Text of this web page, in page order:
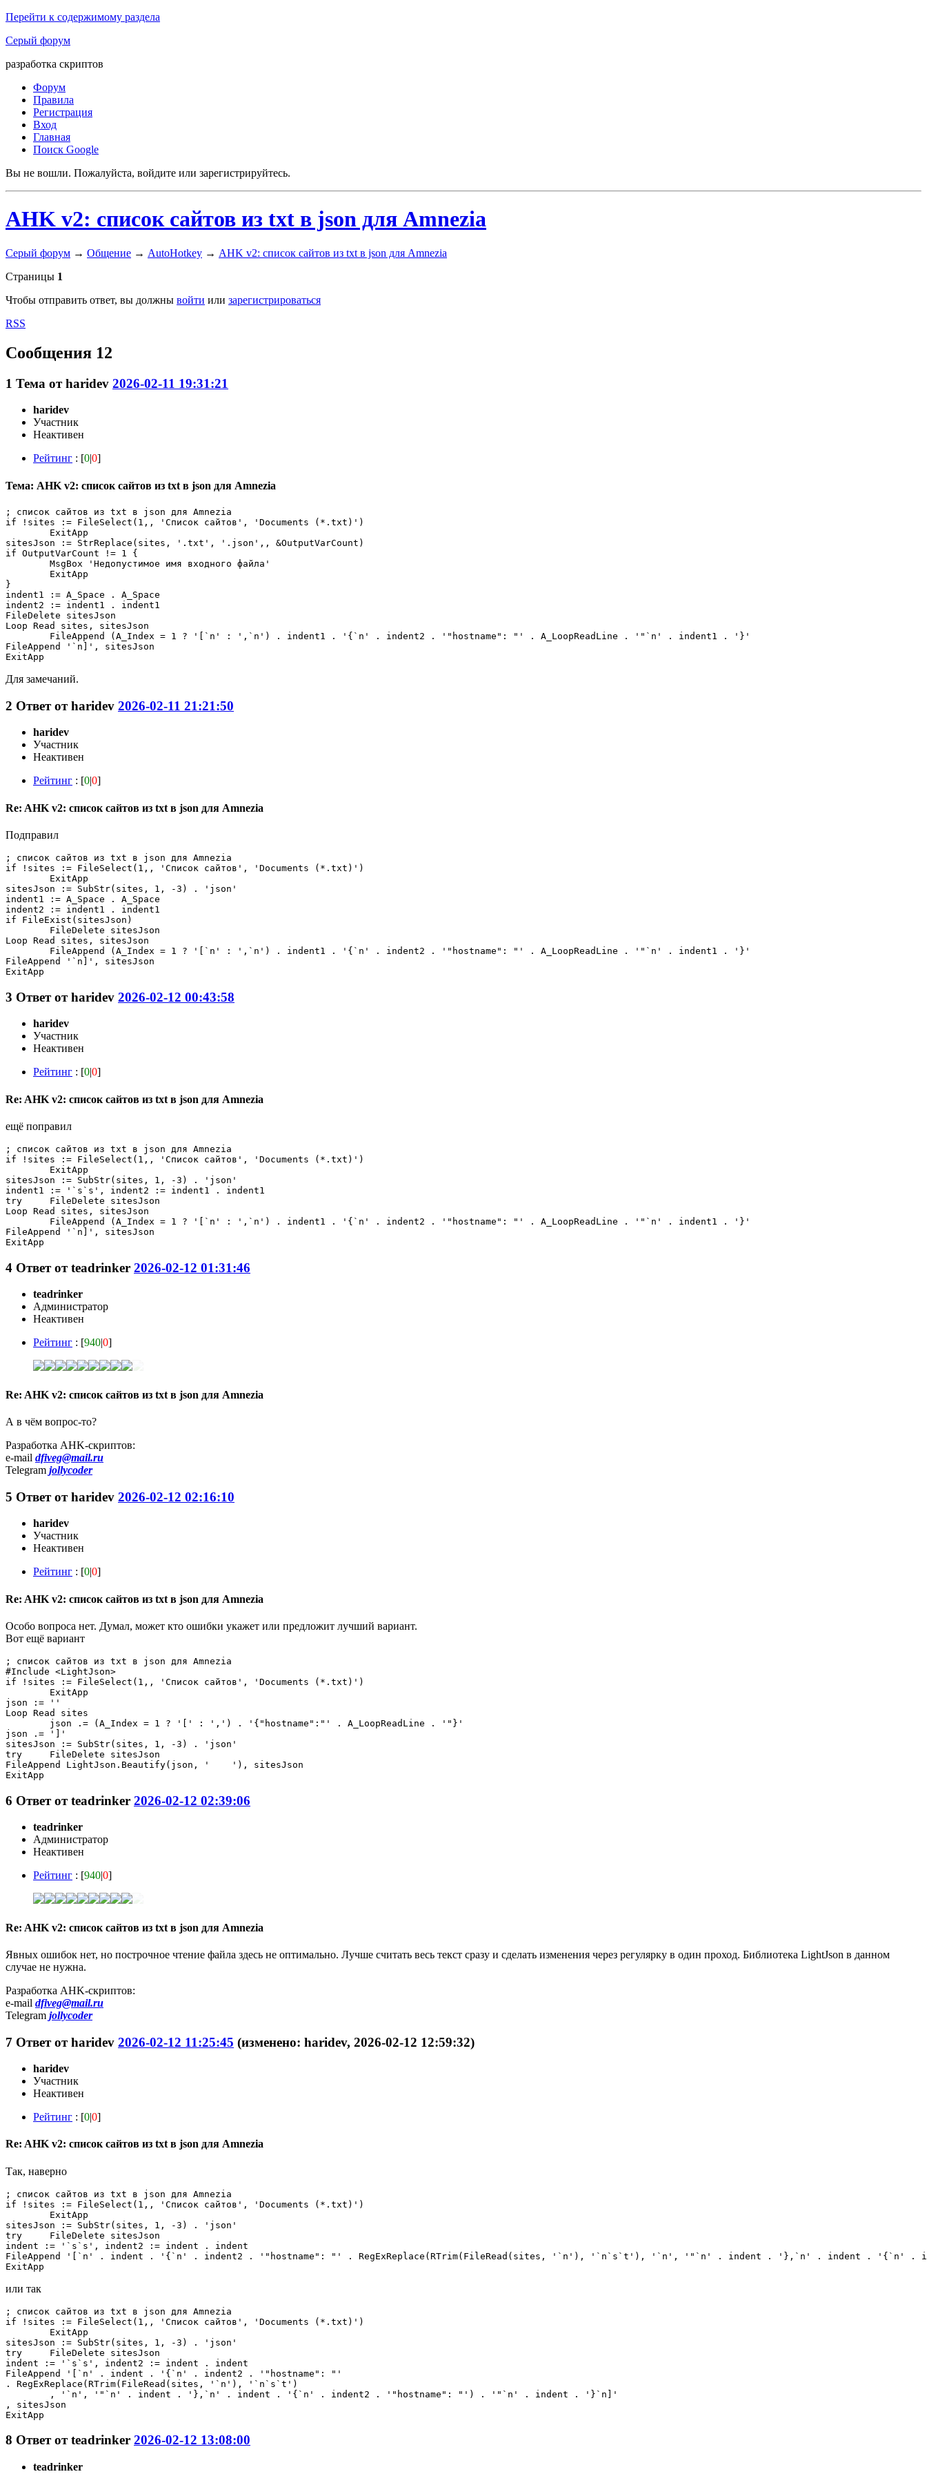
Перейти к содержимому раздела
Серый форум
разработка скриптов
Форум
Правила
Регистрация
Вход
Главная
Поиск Google
Вы не вошли. Пожалуйста, войдите или зарегистрируйтесь.
AHK v2: список сайтов из txt в json для Amnezia
Серый форум → Общение → AutoHotkey → AHK v2: список сайтов из txt в json для Amnezia
Страницы 1
Чтобы отправить ответ, вы должны войти или зарегистрироваться
RSS
Сообщения 12
1 Тема отharidev 2026-02-11 19:31:21
haridev
Участник
Неактивен
Рейтинг : [0|0]
Тема: AHK v2: список сайтов из txt в json для Amnezia
; список сайтов из txt в json для Amnezia
if !sites := FileSelect(1,, 'Список сайтов', 'Documents (*.txt)')
sitesJson := StrReplace(sites, '.txt', '.json',, &OutputVarCount)
if OutputVarCount != 1 {
}
indent1 := A_Space . A_Space
indent2 := indent1 . indent1
FileDelete sitesJson
Loop Read sites, sitesJson
FileAppend '`n]', sitesJson
ExitApp
Для замечаний.
2 Ответ отharidev 2026-02-11 21:21:50
haridev
Участник
Неактивен
Рейтинг : [0|0]
Re: AHK v2: список сайтов из txt в json для Amnezia
Подправил
; список сайтов из txt в json для Amnezia
if !sites := FileSelect(1,, 'Список сайтов', 'Documents (*.txt)')
sitesJson := SubStr(sites, 1, -3) . 'json'
indent1 := A_Space . A_Space
indent2 := indent1 . indent1
if FileExist(sitesJson)
Loop Read sites, sitesJson
FileAppend '`n]', sitesJson
ExitApp
3 Ответ отharidev 2026-02-12 00:43:58
haridev
Участник
Неактивен
Рейтинг : [0|0]
Re: AHK v2: список сайтов из txt в json для Amnezia
ещё поправил
; список сайтов из txt в json для Amnezia
if !sites := FileSelect(1,, 'Список сайтов', 'Documents (*.txt)')
sitesJson := SubStr(sites, 1, -3) . 'json'
indent1 := '`s`s', indent2 := indent1 . indent1
try	FileDelete sitesJson
Loop Read sites, sitesJson
FileAppend '`n]', sitesJson
ExitApp
4 Ответ отteadrinker 2026-02-12 01:31:46
teadrinker
Администратор
Неактивен
Рейтинг : [940|0]
Re: AHK v2: список сайтов из txt в json для Amnezia
А в чём вопрос-то?
Разработка AHK-скриптов:
e-mail dfiveg@mail.ru
Telegram jollycoder
5 Ответ отharidev 2026-02-12 02:16:10
haridev
Участник
Неактивен
Рейтинг : [0|0]
Re: AHK v2: список сайтов из txt в json для Amnezia
Особо вопроса нет. Думал, может кто ошибки укажет или предложит лучший вариант.
Вот ещё вариант
; список сайтов из txt в json для Amnezia
#Include <LightJson>
if !sites := FileSelect(1,, 'Список сайтов', 'Documents (*.txt)')
json := ''
Loop Read sites
json .= ']'
sitesJson := SubStr(sites, 1, -3) . 'json'
try	FileDelete sitesJson
FileAppend LightJson.Beautify(json, '    '), sitesJson
ExitApp
6 Ответ отteadrinker 2026-02-12 02:39:06
teadrinker
Администратор
Неактивен
Рейтинг : [940|0]
Re: AHK v2: список сайтов из txt в json для Amnezia
Явных ошибок нет, но построчное чтение файла здесь не оптимально. Лучше считать весь текст сразу и сделать изменения через регулярку в один проход. Библиотека LightJson в данном
случае не нужна.
Разработка AHK-скриптов:
e-mail dfiveg@mail.ru
Telegram jollycoder
7 Ответ отharidev 2026-02-12 11:25:45 (изменено: haridev, 2026-02-12 12:59:32)
haridev
Участник
Неактивен
Рейтинг : [0|0]
Re: AHK v2: список сайтов из txt в json для Amnezia
Так, наверно
; список сайтов из txt в json для Amnezia
if !sites := FileSelect(1,, 'Список сайтов', 'Documents (*.txt)')
sitesJson := SubStr(sites, 1, -3) . 'json'
try	FileDelete sitesJson
indent := '`s`s', indent2 := indent . indent
FileAppend '[`n' . indent . '{`n' . indent2 . '"hostname": "' . RegExReplace(RTrim(FileRead(sites, '`n'), '`n`s`t'), '`n', '"`n' . indent . '},`n' . indent . '{`n'
ExitApp
или так
; список сайтов из txt в json для Amnezia
if !sites := FileSelect(1,, 'Список сайтов', 'Documents (*.txt)')
sitesJson := SubStr(sites, 1, -3) . 'json'
try	FileDelete sitesJson
indent := '`s`s', indent2 := indent . indent
FileAppend '[`n' . indent . '{`n' . indent2 . '"hostname": "'
. RegExReplace(RTrim(FileRead(sites, '`n'), '`n`s`t')
, sitesJson
ExitApp
8 Ответ отteadrinker 2026-02-12 13:08:00
teadrinker